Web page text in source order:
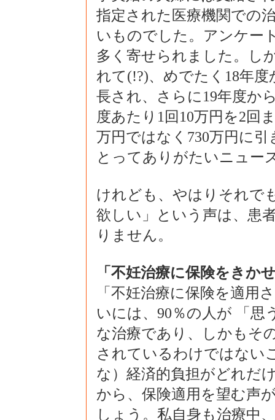
指定された医療機関での
いものでした。アンケー
多く寄せられました。し
れて(!?)、めでたく18年
長され、さらに19年度か
度あたり1回10万円を2回
万円ではなく730万円に
とってありがたいニュー
けれども、やはりそれで
欲しい」という声は、患
りません。
「不妊治療に保険をきか
「不妊治療に保険を適用
いには、90％の人が 「思
な治療であり、しかもそ
されているわけではない
な）経済的負担がどれだ
から、保険適用を望む声
しょう。私自身も治療中